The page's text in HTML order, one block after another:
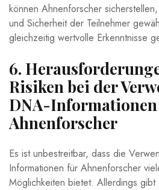
können Ahnenforscher
und Sicherheit der Teilnehmer
gleichzeitig wertvolle Erkenntnisse
6.
Risiken bei der
DNA-
Ahnenforscher
Es ist unbestreitbar, dass die
Informationen für Ahnenforscher
Möglichkeiten bietet. Allerdings gibt